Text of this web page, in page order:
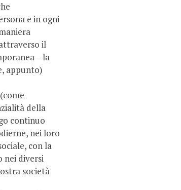
e in ogni
il
– la
appunto)
della
continuo
nei loro
con la
nei diversi
società